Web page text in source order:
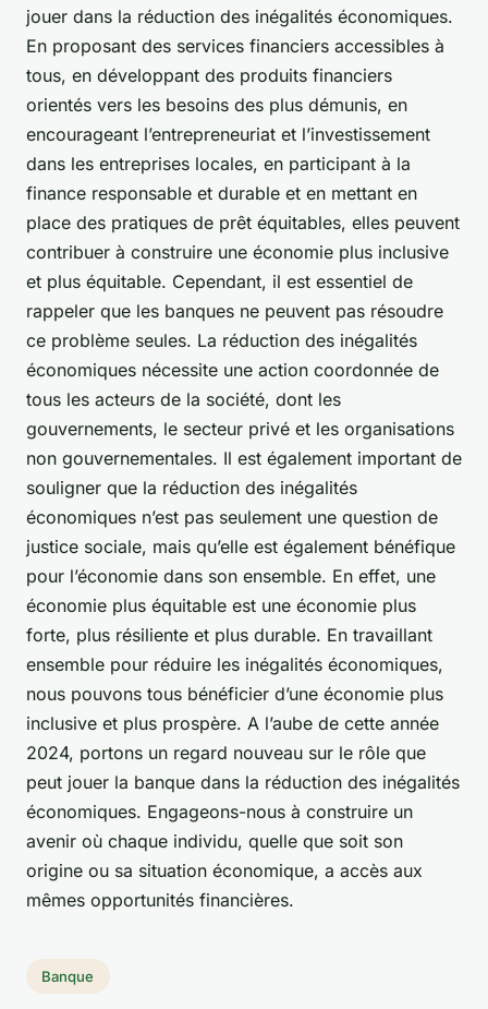
jouer dans la réduction des inégalités économiques.
En proposant des services financiers accessibles à
tous, en développant des produits financiers
orientés vers les besoins des plus démunis, en
encourageant l’entrepreneuriat et l’investissement
dans les entreprises locales, en participant à la
finance responsable et durable et en mettant en
place des pratiques de prêt équitables, elles peuvent
contribuer à construire une économie plus inclusive
et plus équitable. Cependant, il est essentiel de
rappeler que les banques ne peuvent pas résoudre
ce problème seules. La réduction des inégalités
économiques nécessite une action coordonnée de
tous les acteurs de la société, dont les
gouvernements, le secteur privé et les organisations
non gouvernementales. Il est également important de
souligner que la réduction des inégalités
économiques n’est pas seulement une question de
justice sociale, mais qu’elle est également bénéfique
pour l’économie dans son ensemble. En effet, une
économie plus équitable est une économie plus
forte, plus résiliente et plus durable. En travaillant
ensemble pour réduire les inégalités économiques,
nous pouvons tous bénéficier d’une économie plus
inclusive et plus prospère. A l’aube de cette année
2024, portons un regard nouveau sur le rôle que
peut jouer la banque dans la réduction des inégalités
économiques. Engageons-nous à construire un
avenir où chaque individu, quelle que soit son
origine ou sa situation économique, a accès aux
mêmes opportunités financières.
Banque